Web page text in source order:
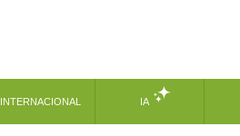
INTERNACIONAL IA